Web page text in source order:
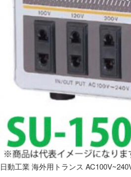
日動工業 海外用トランス